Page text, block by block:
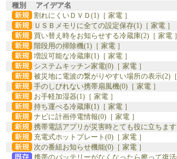
種別
アイデア名
割れにくいＤＶＤ(1)［ 家電 ］
ＵＳＢメモリに全ての設定保存(1)［ 家電 ］
買い替え時をお知らせする冷蔵庫(2)［ 家電 ］
階段用の掃除機(1)［ 家電 ］
増設可能な冷蔵庫(1)［ 家電 ］
システムキッチン家電(0)［ 家電 ］
被災地に電波の繋がりやすい場所の表示(2)［
手のしびれない携帯扇風機(0)［ 家電 ］
お手軽加湿器(1)［ 家電 ］
持ち運べる冷蔵庫(1)［ 家電 ］
ナビに計画停電情報(0)［ 家電 ］
携帯電話アプリが災害時とても役に立ちます
充電式ホットプレート(0)［ 家電 ］
次の番組お知らせ機能(0)［ 家電 ］
携帯のバッテリーがなくなったら擦って復活